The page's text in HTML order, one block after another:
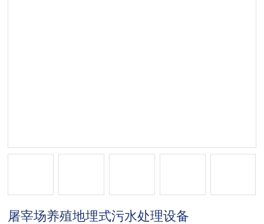
屠宰场养殖地埋式污水处理设备